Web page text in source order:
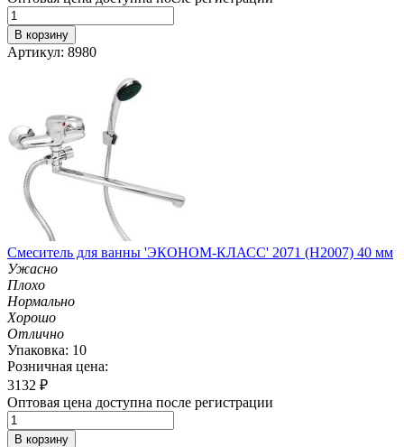
В корзину
Артикул: 8980
Смеситель для ванны 'ЭКОНОМ-КЛАСС' 2071 (H2007) 40 мм
Ужасно
Плохо
Нормально
Хорошо
Отлично
Упаковка: 10
Розничная цена:
3132 ₽
Оптовая цена доступна после регистрации
В корзину